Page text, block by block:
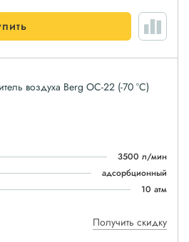
воздуха Berg ОС-22 (-70 °С)
3500 л/мин
адсорбционный
10 атм
Получить скидку